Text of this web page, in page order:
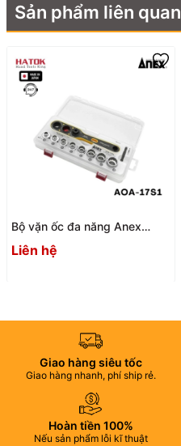
Sản phẩm liên quan
Bộ vặn ốc đa năng Anex
AOA-17S1 Nhật Bản
Liên hệ
Giao hàng siêu tốc
Giao hàng nhanh, phí ship rẻ.
Hoàn tiền 100%
Nếu sản phẩm lỗi kĩ thuật